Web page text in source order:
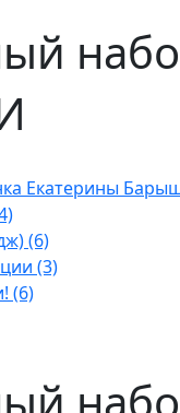
Екатерины
(6)
(3)
(6)